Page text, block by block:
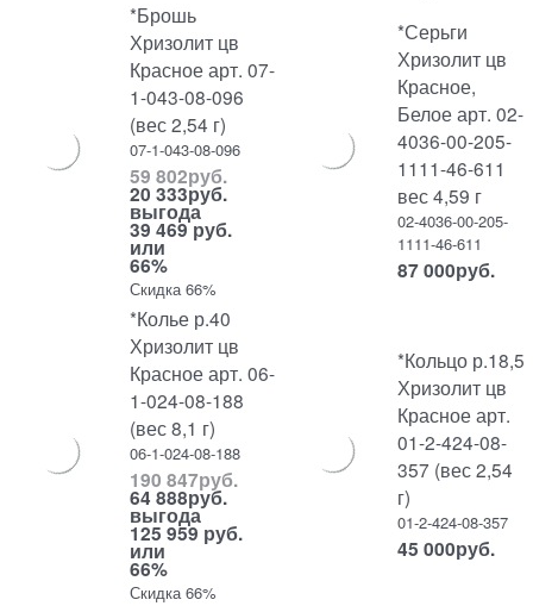
*Брошь
Хризолит цв
Красное арт. 07-
1-043-08-096
(вес 2,54 г)
07-1-043-08-096
59 802руб.
20 333руб.
выгода
39 469 руб.
или
66%
Скидка 66%
*Серьги
Хризолит цв
Красное,
Белое арт. 02-
4036-00-205-
1111-46-611
вес 4,59 г
02-4036-00-205-
1111-46-611
87 000руб.
*Колье р.40
Хризолит цв
Красное арт. 06-
1-024-08-188
(вес 8,1 г)
06-1-024-08-188
190 847руб.
64 888руб.
выгода
125 959 руб.
или
66%
Скидка 66%
*Кольцо р.18,5
Хризолит цв
Красное арт.
01-2-424-08-
357 (вес 2,54
г)
01-2-424-08-357
45 000руб.